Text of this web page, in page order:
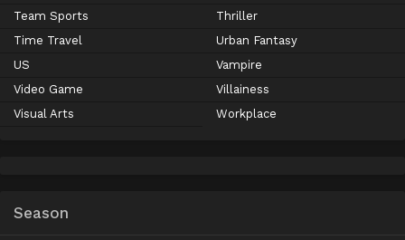
Team Sports
Thriller
Time Travel
Urban Fantasy
US
Vampire
Video Game
Villainess
Visual Arts
Workplace
Season